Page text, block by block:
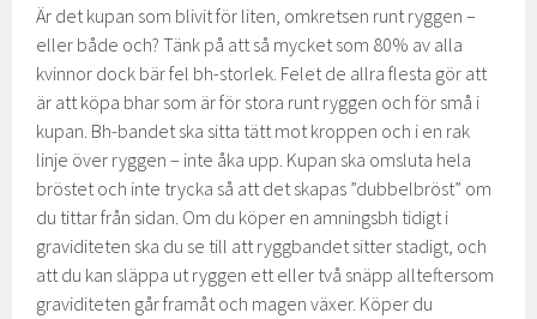
Är det kupan som blivit för liten, omkretsen runt ryggen –
eller både och? Tänk på att så mycket som 80% av alla
kvinnor dock bär fel bh-storlek. Felet de allra flesta gör att
är att köpa bhar som är för stora runt ryggen och för små i
kupan. Bh-bandet ska sitta tätt mot kroppen och i en rak
linje över ryggen – inte åka upp. Kupan ska omsluta hela
bröstet och inte trycka så att det skapas ”dubbelbröst” om
du tittar från sidan. Om du köper en amningsbh tidigt i
graviditeten ska du se till att ryggbandet sitter stadigt, och
att du kan släppa ut ryggen ett eller två snäpp allteftersom
graviditeten går framåt och magen växer. Köper du